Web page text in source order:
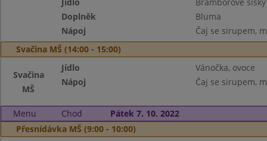
Doplněk
Bluma
Nápoj
Čaj se sirupem,
Svačina MŠ (14:00 - 15:00)
Svačina
MŠ
Jídlo
Vánočka, ovoce
Nápoj
Čaj se sirupem,
Menu Chod
Pátek 7. 10. 2022
Přesnídávka MŠ (9:00 - 10:00)